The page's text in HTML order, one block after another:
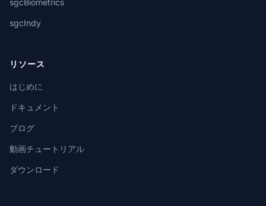
sgcBiometrics
sgcIndy
リソース
はじめに
ドキュメント
ブログ
動画チュートリアル
ダウンロード